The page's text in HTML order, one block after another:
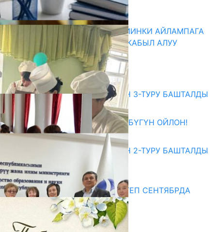
ЖОЛУГУШТУ
07.08.2026
ДИРЕКТОРЛОР РЕЗЕРВИ: КИЙИНКИ АЙЛАМПАГА
ЭЛЕКТРОНДУК АРЫЗДАРДЫ КАБЫЛ АЛУУ
БАШТАЛАТ
07.08.2026
Абитуриент
ЖОЖДОРГО КАБЫЛ АЛУУНУН 3-ТУРУ БАШТАЛДЫ
27.07.2026
ӨЗҮҢДҮН КЕЛЕЧЕГИҢ ҮЧҮН БҮГҮН ОЙЛОН!
20.07.2026
ЖОЖДОРГО КАБЫЛ АЛУУНУН 2-ТУРУ БАШТАЛДЫ
20.07.2026
Медиа
СУЗАКТА 750 ОРУНДУУ МЕКТЕП СЕНТЯБРДА
ПАЙДАЛАНУУГА БЕРИЛЕТ
07.08.2025